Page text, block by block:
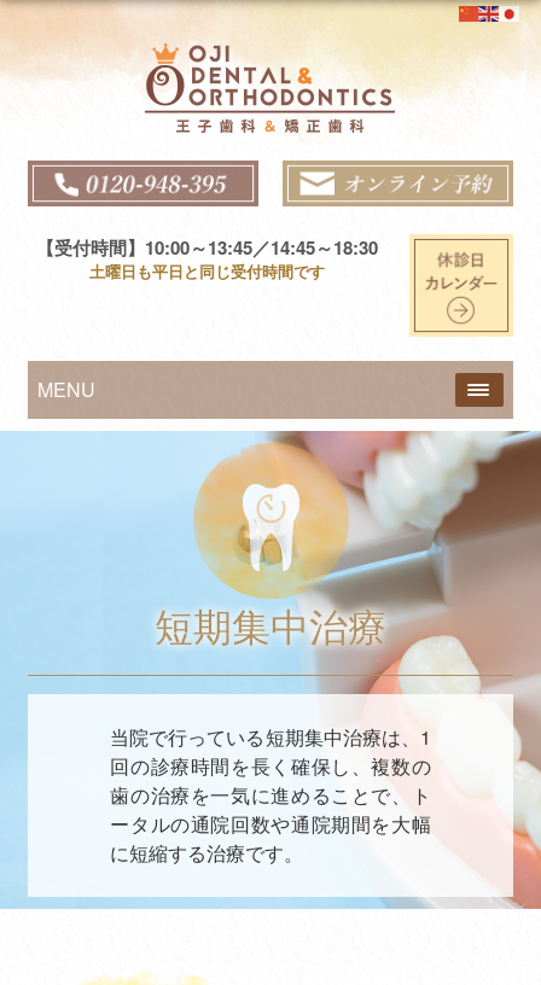
【受付時間】10:00～13:45／14:45～18:30
土曜日も平日と同じ受付時間です
MENU
短期集中治療
当院で行っている短期集中治療は、1
回の診療時間を長く確保し、複数の
歯の治療を一気に進めることで、ト
ータルの通院回数や通院期間を大幅
に短縮する治療です。